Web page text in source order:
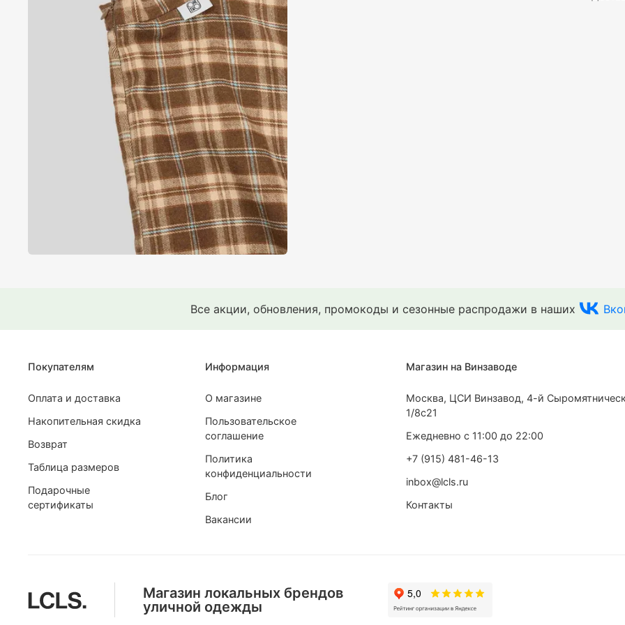
Все акции, обновления, промокоды и сезонные распродажи в наших
Покупателям
Оплата и доставка
Накопительная скидка
Возврат
Таблица размеров
Подарочные
сертификаты
Информация
О магазине
Пользовательское
соглашение
Политика
конфиденциальности
Блог
Вакансии
Магазин на Винзаводе
Москва, ЦСИ Винзавод, 4-й
1/8с21
Ежедневно с 11:00 до 22:00
+7 (915) 481-46-13
inbox@lcls.ru
Контакты
Магазин локальных брендов
уличной одежды